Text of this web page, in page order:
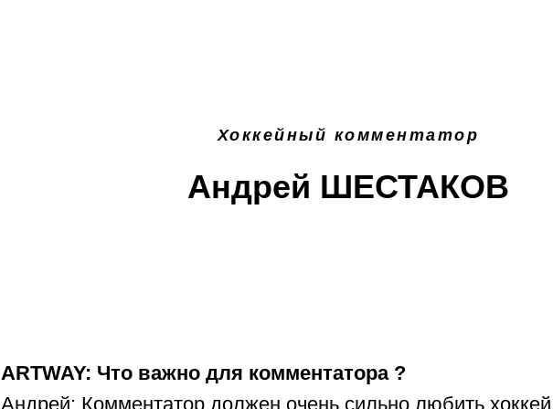
Хоккейный комментатор
Андрей ШЕСТАКОВ
ARTWAY: Что важно для комментатора ?
Андрей: Комментатор должен очень сильно любить